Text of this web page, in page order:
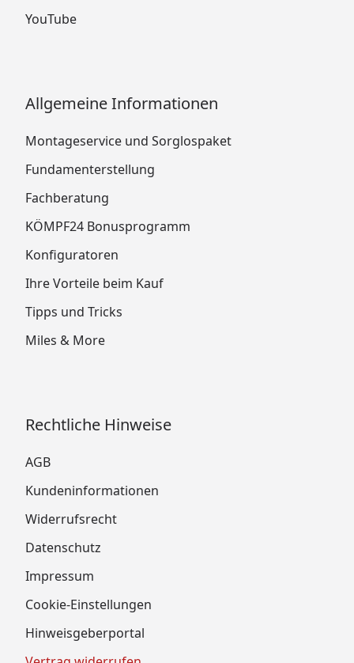
YouTube
Allgemeine Informationen
Montageservice und Sorglospaket
Fundamenterstellung
Fachberatung
KÖMPF24 Bonusprogramm
Konfiguratoren
Ihre Vorteile beim Kauf
Tipps und Tricks
Miles & More
Rechtliche Hinweise
AGB
Kundeninformationen
Widerrufsrecht
Datenschutz
Impressum
Cookie-Einstellungen
Hinweisgeberportal